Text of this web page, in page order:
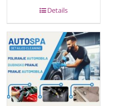
Details